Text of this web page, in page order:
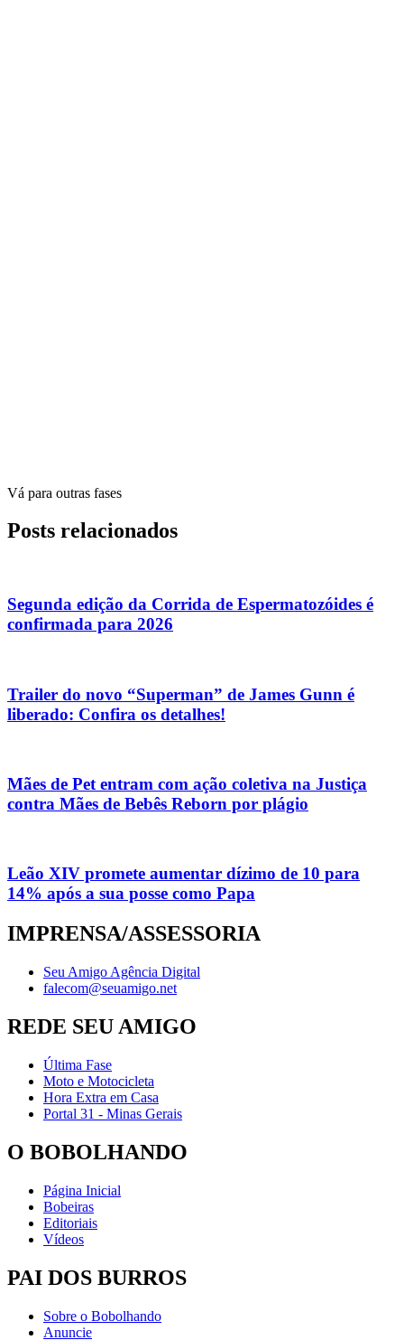
Vá para outras fases
Posts relacionados
Segunda edição da Corrida de Espermatozóides é
confirmada para 2026
Trailer do novo “Superman” de James Gunn é
liberado: Confira os detalhes!
Mães de Pet entram com ação coletiva na Justiça
contra Mães de Bebês Reborn por plágio
Leão XIV promete aumentar dízimo de 10 para
14% após a sua posse como Papa
IMPRENSA/ASSESSORIA
Seu Amigo Agência Digital
falecom@seuamigo.net
REDE SEU AMIGO
Última Fase
Moto e Motocicleta
Hora Extra em Casa
Portal 31 - Minas Gerais
O BOBOLHANDO
Página Inicial
Bobeiras
Editoriais
Vídeos
PAI DOS BURROS
Sobre o Bobolhando
Anuncie